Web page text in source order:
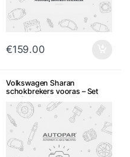
€159.00
Volkswagen Sharan
schokbrekers vooras – Set
van 2